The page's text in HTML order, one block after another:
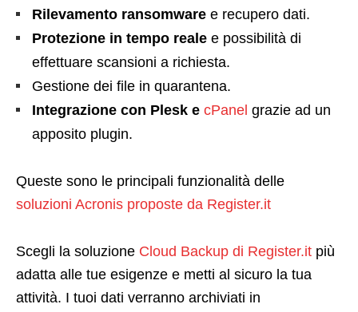
Rilevamento ransomware e recupero dati.
Protezione in tempo reale e possibilità di
effettuare scansioni a richiesta.
Gestione dei file in quarantena.
Integrazione con Plesk e cPanel grazie ad un
apposito plugin.
Queste sono le principali funzionalità delle
soluzioni Acronis proposte da Register.it
Scegli la soluzione Cloud Backup di Register.it più
adatta alle tue esigenze e metti al sicuro la tua
attività. I tuoi dati verranno archiviati in